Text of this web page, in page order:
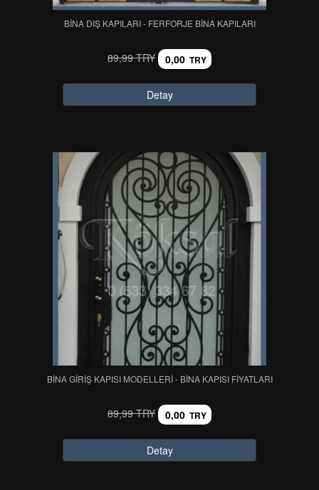
BİNA DIŞ KAPILARI - FERFORJE BİNA KAPILARI
89,99 TRY 0,00 TRY
Detay
BİNA GİRİŞ KAPISI MODELLERİ - BİNA KAPISI FİYATLARI
89,99 TRY 0,00 TRY
Detay